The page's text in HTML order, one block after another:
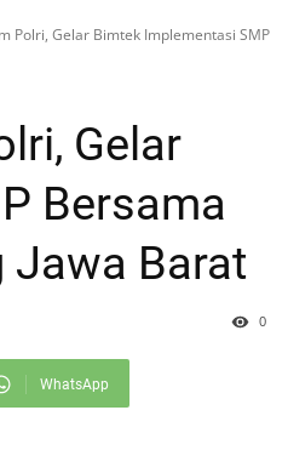
Polri, Gelar Bimtek Implementasi SMP
Gelar
Bersama
Jawa Barat
0
WhatsApp